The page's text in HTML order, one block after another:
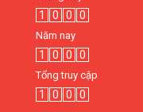
1 0 0 0
Năm nay
1 0 0 0
Tổng truy cập
1 0 0 0